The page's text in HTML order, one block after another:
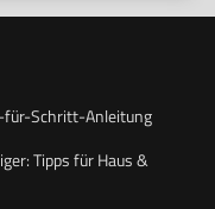
für-Schritt-Anleitung
Tipps für Haus &